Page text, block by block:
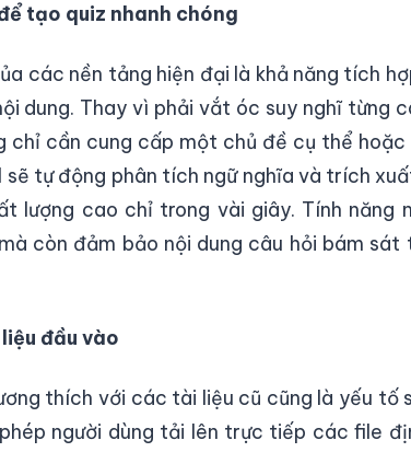
tạo quiz nhanh chóng
các nền tảng hiện đại là khả năng tích
dung. Thay vì phải vắt óc suy nghĩ từng
chỉ cần cung cấp một chủ đề cụ thể
sẽ tự động phân tích ngữ nghĩa và trích
lượng cao chỉ trong vài giây. Tính năng
còn đảm bảo nội dung câu hỏi bám
đầu vào
thích với các tài liệu cũ cũng là yếu tố
người dùng tải lên trực tiếp các file